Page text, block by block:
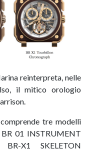
reinterpreta, nelle
il mitico orologio
tre modelli
01 INSTRUMENT
X1 SKELETON